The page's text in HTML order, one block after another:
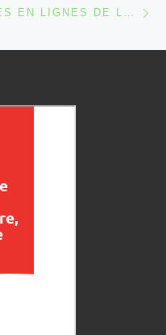
INITIATION AUX RESSOURCES EN LIGNES DE LA BIBLIOTHÈQUE DE MALMEDY